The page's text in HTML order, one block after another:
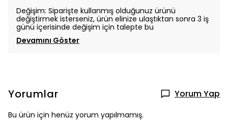
Değişim: Siparişte kullanmış olduğunuz ürünü
değiştirmek isterseniz, ürün elinize ulaştıktan sonra 3 iş
günü içerisinde değişim için talepte bu
Devamını Göster
Yorumlar Yorum Yap
Bu ürün için henüz yorum yapılmamış.